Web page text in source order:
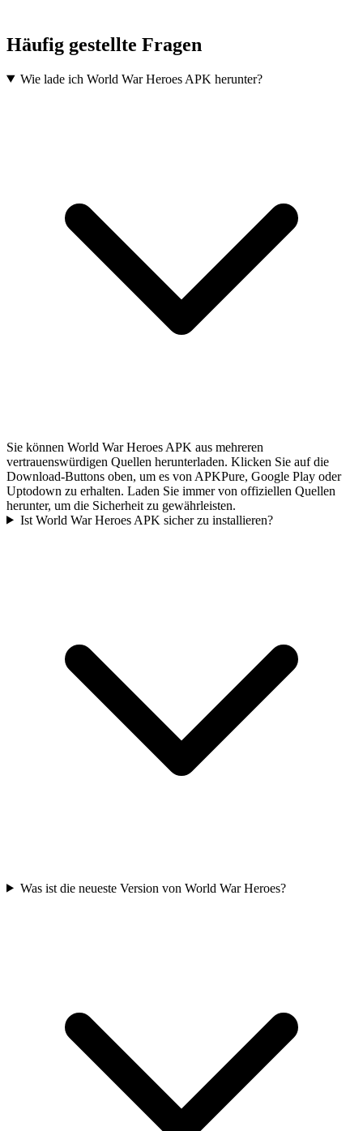
Häufig gestellte Fragen
Wie lade ich World War Heroes APK herunter?
Sie können World War Heroes APK aus mehreren
vertrauenswürdigen Quellen herunterladen. Klicken Sie auf die
Download-Buttons oben, um es von APKPure, Google Play oder
Uptodown zu erhalten. Laden Sie immer von offiziellen Quellen
herunter, um die Sicherheit zu gewährleisten.
Ist World War Heroes APK sicher zu installieren?
Was ist die neueste Version von World War Heroes?